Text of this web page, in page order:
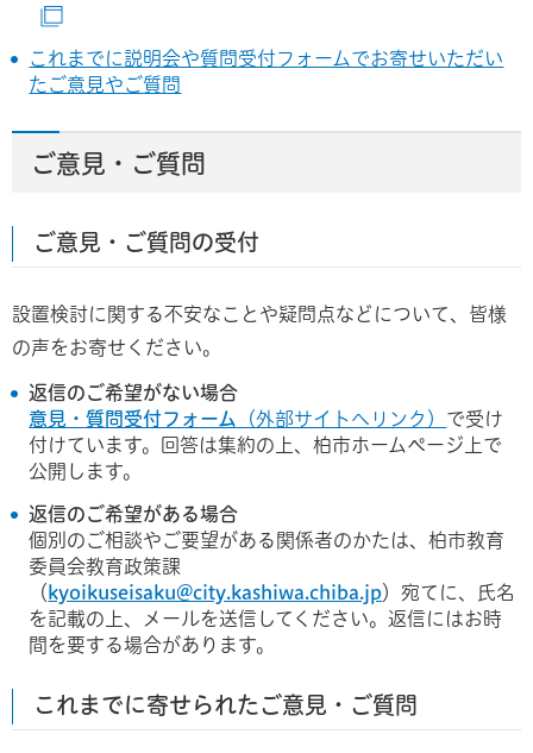
これまでに説明会や質問受付フォームでお寄せいただい
たご意見やご質問
ご意見・ご質問
ご意見・ご質問の受付
設置検討に関する不安なことや疑問点などについて、皆様
の声をお寄せください。
返信のご希望がない場合
意見・質問受付フォーム
（外部サイトへリンク） で受け
付けています。回答は集約の上、柏市ホームページ上で
公開します。
返信のご希望がある場合
個別のご相談やご要望がある関係者のかたは、柏市教育
委員会教育政策課
（ kyoikuseisaku@city.kashiwa.chiba.jp）宛てに、氏名
を記載の上、メールを送信してください。返信にはお時
間を要する場合があります。
これまでに寄せられたご意見・ご質問